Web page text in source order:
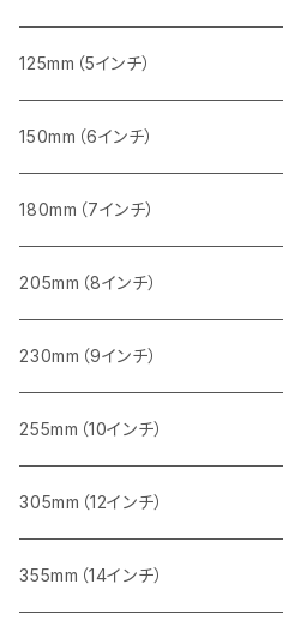
セグメント（一般道路カッター用
セグメント（一般道路カッター用
セグメント（特殊凸凹加工チップ）
セグメント
セグメント（特殊凸凹加工チップ）
405mm（16インチ）
セグメントタイプ
砥石（補強綱入り）
一般道路カッター用
305ｍｍ（12インチ）
一般道路カッター用
355ｍｍ（14インチ）
一般道路カッター用
405mm（16インチ）
一般道路カッター用
455ｍｍ（18インチ）
一般道路カッター用
タイル切断用
みかげ石（御影石）切断用
コンクリート切断用
ブロック切断用
レンガ切断用
インターロッキング切断用
鋳鉄管切断用
ヒューム管・U字溝切断用
125mm（5インチ）
タイル切断用
みかげ石（御影石）切断用
コンクリート切断用
ブロック切断用
レンガ切断用
インターロッキング切断用
鋳鉄管切断用
150mm（6インチ）
みかげ石（御影石）切断用
コンクリート切断用
ブロック切断用
レンガ切断用
インターロッキング切断用
鋳鉄管切断用
180mm（7インチ）
みかげ石（御影石）切断用
コンクリート切断用
ブロック切断用
レンガ切断用
インターロッキング切断用
205mm（8インチ）
みかげ石（御影石）切断用
コンクリート切断用
ブロック切断用
レンガ切断用
230mm（9インチ）
みかげ石（御影石）切断用
コンクリート切断用
ブロック切断用
255mm（10インチ）
コンクリート切断用
一般道路カッター用
ブロック切断用
305mm（12インチ）
みかげ石（御影石）切断用
355mm（14インチ）